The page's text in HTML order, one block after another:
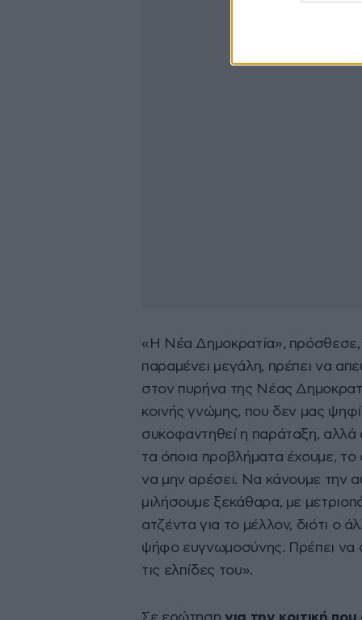
«Η Νέα Δημοκρατία», πρόσθεσε,
παραμένει μεγάλη, πρέπει να
στον πυρήνα της Νέας
κοινής γνώμης, που δεν μας
συκοφαντηθεί η παράταξη,
τα όποια προβλήματα έχουμε, το
να μην αρέσει. Να κάνουμε την
μιλήσουμε ξεκάθαρα, με
ατζέντα για το μέλλον, διότι ο
ψήφο ευγνωμοσύνης. Πρέπει να
τις ελπίδες του».